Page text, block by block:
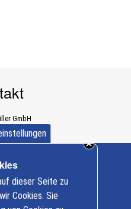
GmbH
589a
mueller.de
dieser Seite zu
Cookies. Sie